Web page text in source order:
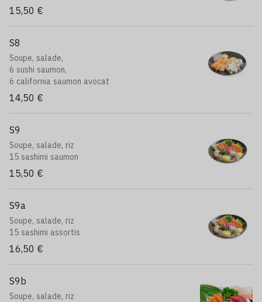
15,50 €
S8
Soupe, salade,
6 sushi saumon,
6 california saumon avocat
14,50 €
S9
Soupe, salade, riz
15 sashimi saumon
15,50 €
S9a
Soupe, salade, riz
15 sashimi assortis
16,50 €
S9b
Soupe, salade, riz